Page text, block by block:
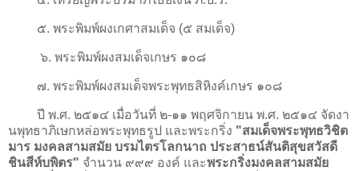
๕. พระพิมพ์ผงเกศาสมเด็จ (๕ สมเด็จ)
๖. พระพิมพ์ผงสมเด็จเกษร ๑๐๘
๗. พระพิมพ์ผงสมเด็จพระพุทธสิหิงค์เกษร ๑๐๘
ปี พ.ศ. ๒๕๑๔ เมื่อวันที่ ๒-๑๑ พฤศจิกายน พ.ศ. ๒๕๑๔ จัดงา
นพุทธาภิเษกหล่อพระพุทธรูป และพระกริ่ง "สมเด็จพระพุทธวิชิต
มาร มงคลสามสมัย บรมไตรโลกนาถ ประสาธน์สันติสุขสวัสดี
ชินสีห์บพิตร" จํานวน ๙๙๙ องค์ และพระกริ่งมงคลสามสมัย